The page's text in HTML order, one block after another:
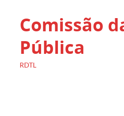
Comissão
Pública
RDTL